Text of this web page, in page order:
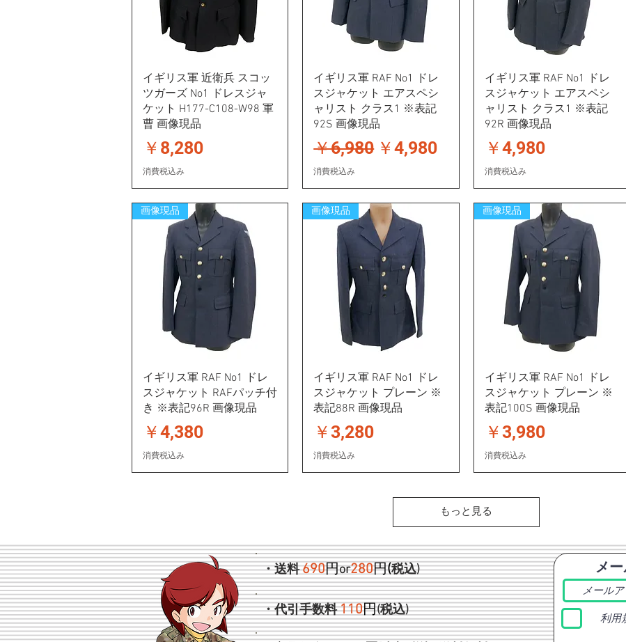
イギリス軍 近衛兵 スコッ
ツガーズ No1 ドレスジャ
ケット H177-C108-W98 軍
曹 画像現品
価格
￥8,280
消費税込み
イギリス軍 RAF No1 ドレ
スジャケット エアスペシ
ャリスト クラス1 ※表記
92S 画像現品
通常価格
￥6,980 セール価格
￥4,980
消費税込み
イギリス軍 RAF No1 ドレ
スジャケット エアスペシ
ャリスト クラス1 ※表記
92R 画像現品
価格
￥4,980
消費税込み
画像現品
イギリス軍 RAF No1 ドレ
スジャケット RAFパッチ付
き ※表記96R 画像現品
価格
￥4,380
消費税込み
画像現品
イギリス軍 RAF No1 ドレ
スジャケット プレーン ※
表記88R 画像現品
価格
￥3,280
消費税込み
画像現品
イギリス軍 RAF No1 ドレ
スジャケット プレーン ※
表記100S 画像現品
価格
￥3,980
消費税込み
もっと見る
・送料690円or280円(税込)
・代引手数料110円(税込)
メ
利用